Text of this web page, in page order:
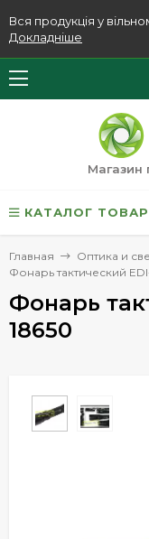
Вся продукція у
Докладніше
Магазин
КАТАЛОГ
Главная Оптика и
Фонарь тактический
Фонарь
18650